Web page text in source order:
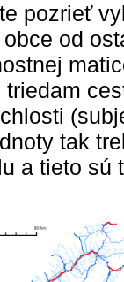
pozrieť
od
tak
a tieto